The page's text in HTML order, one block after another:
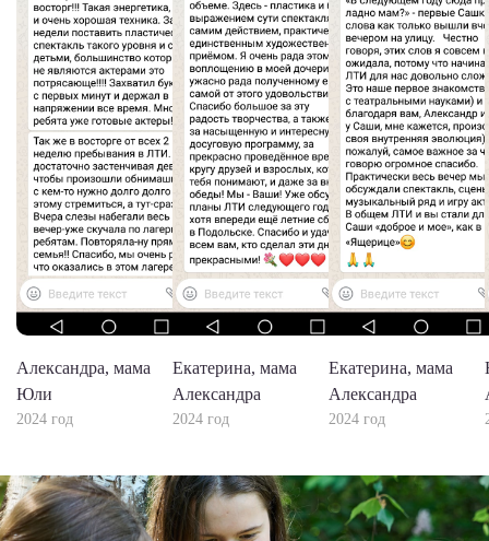
Александра, мама
Юли
2024 год
Екатерина, мама
Александра
2024 год
Екатерина, мама
Александра
2024 год